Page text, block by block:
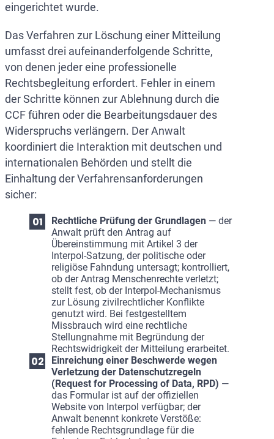
eingerichtet wurde.
Das Verfahren zur Löschung einer Mitteilung
umfasst drei aufeinanderfolgende Schritte,
von denen jeder eine professionelle
Rechtsbegleitung erfordert. Fehler in einem
der Schritte können zur Ablehnung durch die
CCF führen oder die Bearbeitungsdauer des
Widerspruchs verlängern. Der Anwalt
koordiniert die Interaktion mit deutschen und
internationalen Behörden und stellt die
Einhaltung der Verfahrensanforderungen
sicher:
Rechtliche Prüfung der Grundlagen — der
Anwalt prüft den Antrag auf
Übereinstimmung mit Artikel 3 der
Interpol-Satzung, der politische oder
religiöse Fahndung untersagt; kontrolliert,
ob der Antrag Menschenrechte verletzt;
stellt fest, ob der Interpol-Mechanismus
zur Lösung zivilrechtlicher Konflikte
genutzt wird. Bei festgestelltem
Missbrauch wird eine rechtliche
Stellungnahme mit Begründung der
Rechtswidrigkeit der Mitteilung erarbeitet.
Einreichung einer Beschwerde wegen
Verletzung der Datenschutzregeln
(Request for Processing of Data, RPD) —
das Formular ist auf der offiziellen
Website von Interpol verfügbar; der
Anwalt benennt konkrete Verstöße:
fehlende Rechtsgrundlage für die